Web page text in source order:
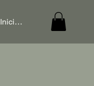
Iniciar sesión